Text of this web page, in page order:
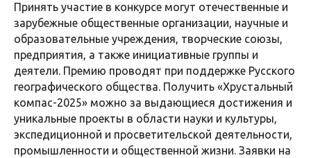
Принять участие в конкурсе могут отечественные и
зарубежные общественные организации, научные и
образовательные учреждения, творческие союзы,
предприятия, а также инициативные группы и
деятели. Премию проводят при поддержке Русского
географического общества. Получить «Хрустальный
компас-2025» можно за выдающиеся достижения и
уникальные проекты в области науки и культуры,
экспедиционной и просветительской деятельности,
промышленности и общественной жизни. Заявки на